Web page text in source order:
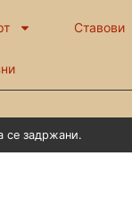
Ставови
се задржани.